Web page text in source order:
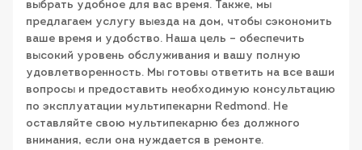
выбрать удобное для вас время. Также, мы
предлагаем услугу выезда на дом, чтобы сэкономить
ваше время и удобство. Наша цель – обеспечить
высокий уровень обслуживания и вашу полную
удовлетворенность. Мы готовы ответить на все ваши
вопросы и предоставить необходимую консультацию
по эксплуатации мультипекарни Redmond. Не
оставляйте свою мультипекарню без должного
внимания, если она нуждается в ремонте.